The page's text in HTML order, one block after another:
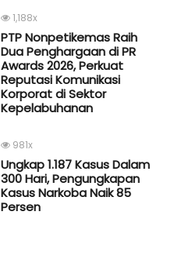
1,188x
PTP Nonpetikemas Raih
Dua Penghargaan di PR
Awards 2026, Perkuat
Reputasi Komunikasi
Korporat di Sektor
Kepelabuhanan
981x
Ungkap 1.187 Kasus Dalam
300 Hari, Pengungkapan
Kasus Narkoba Naik 85
Persen